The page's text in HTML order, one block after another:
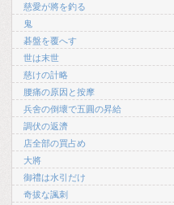
慈愛が將を釣る
鬼
碁盤を覆へす
世は末世
慈けの計略
腰痛の原因と按摩
兵舍の倒壞で五圓の昇給
調伏の返濟
店全部の買占め
大將
御禮は水引だけ
奇拔な諷刺